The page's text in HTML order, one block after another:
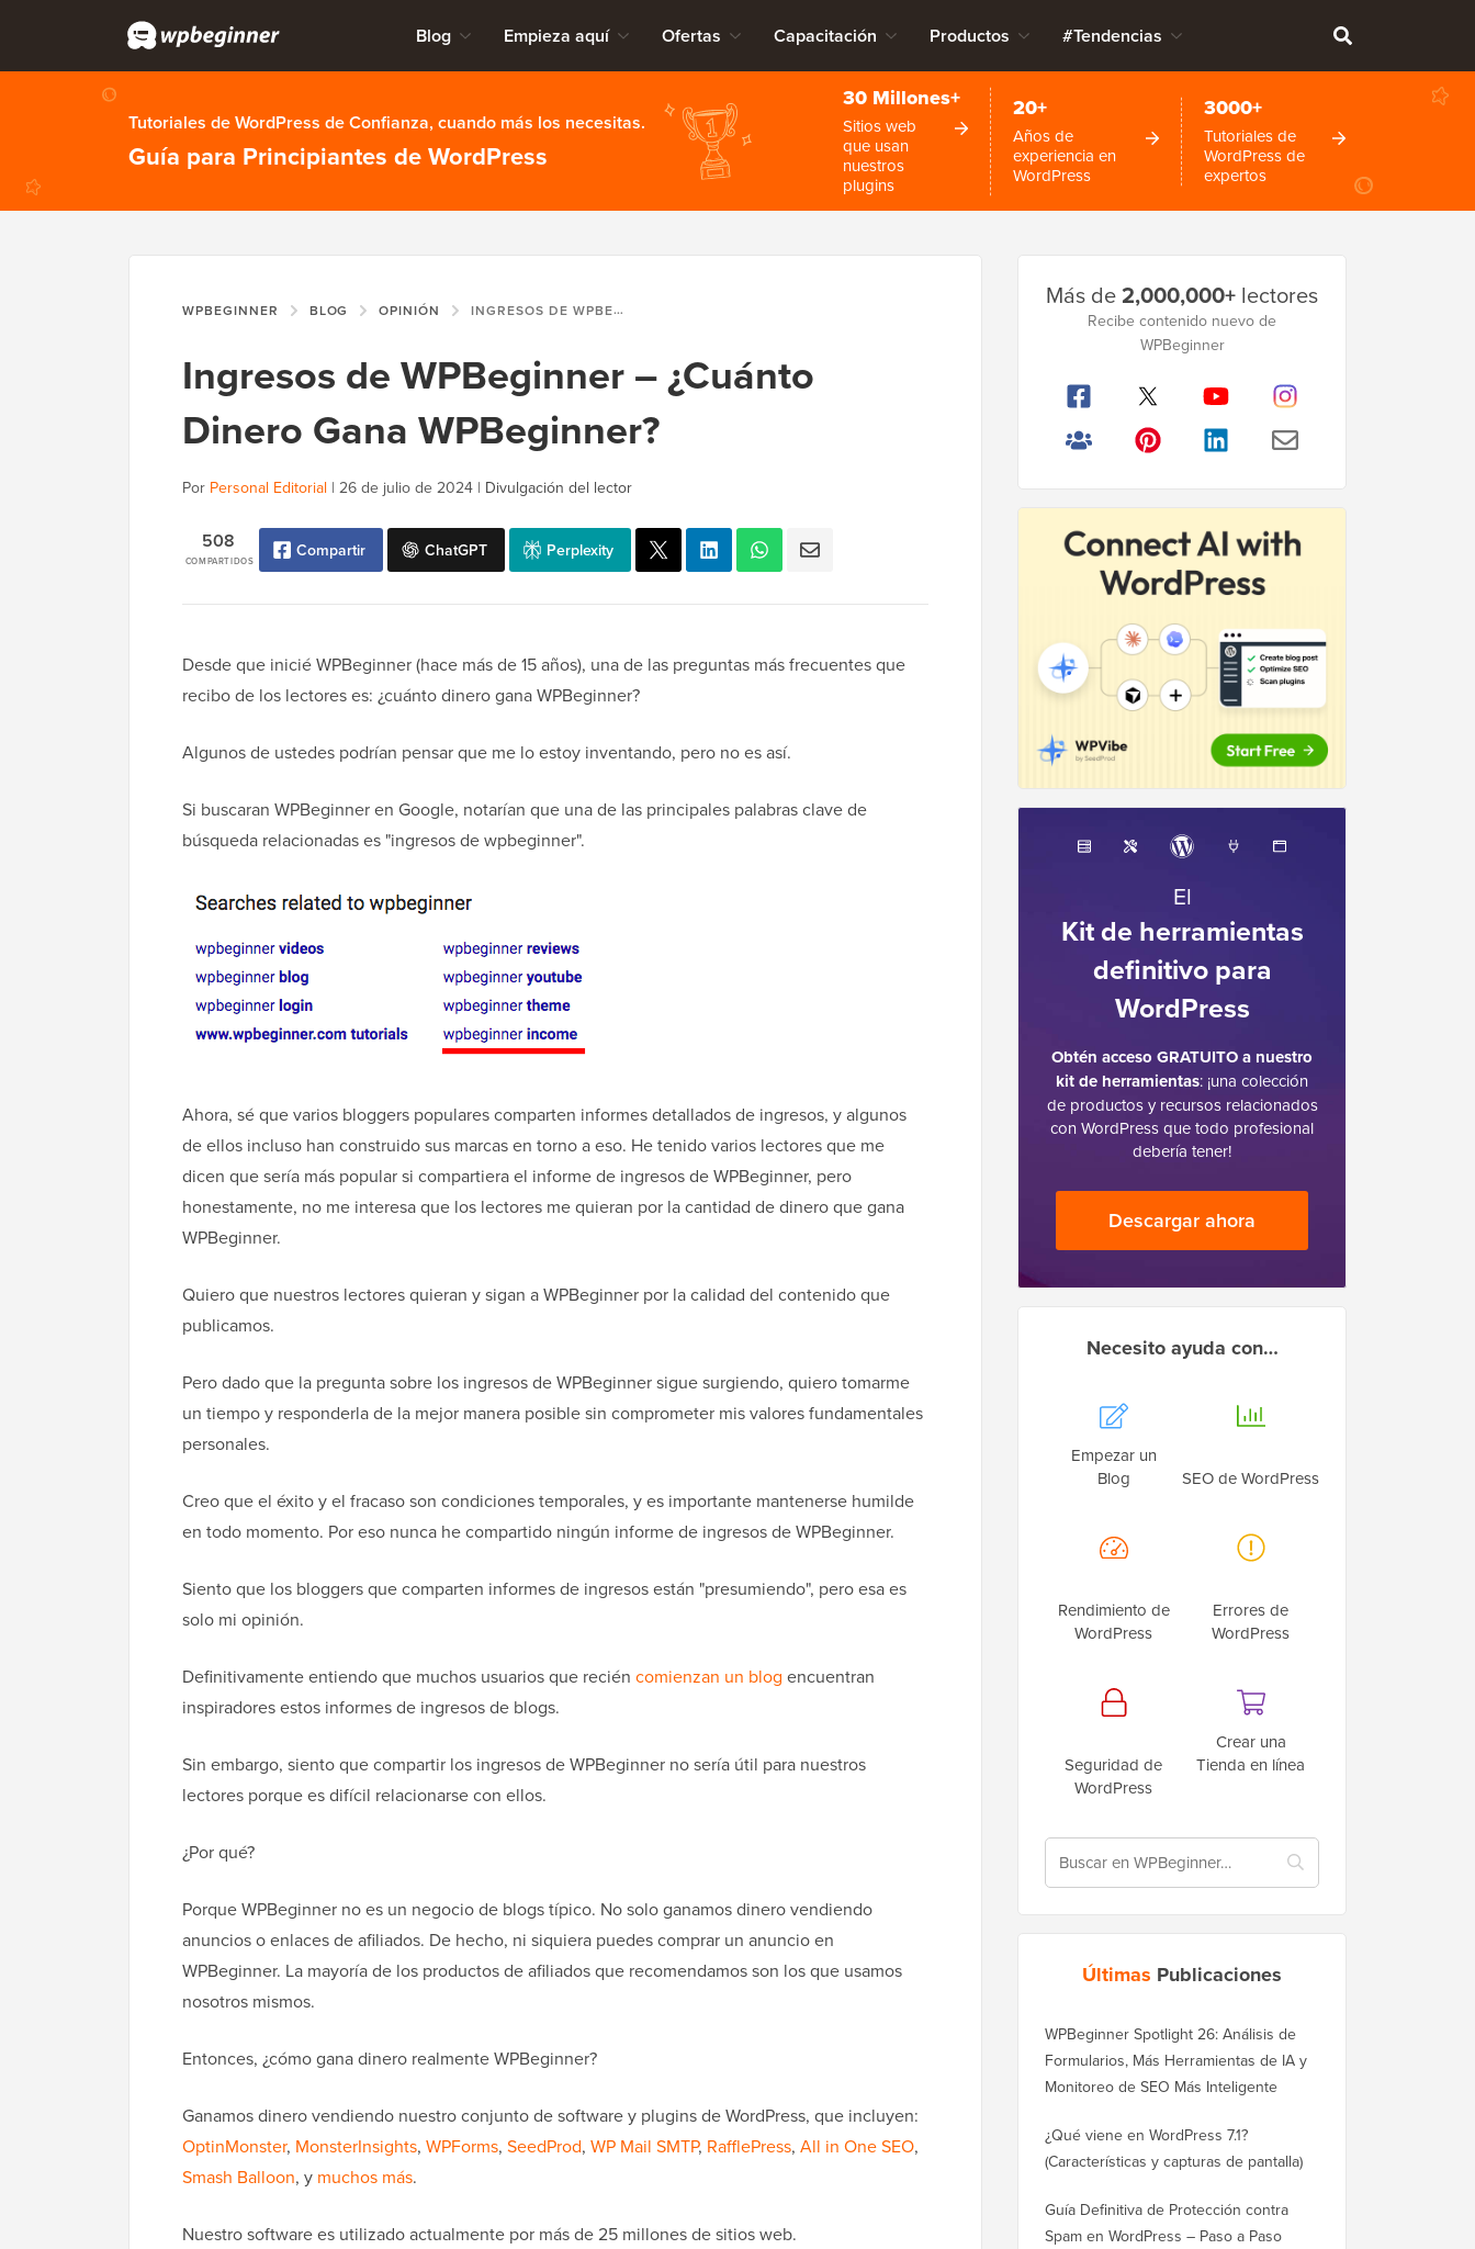
Blog Empieza aquí Ofertas Capacitación Productos #Tendencias
Tutoriales de WordPress de Confianza, cuando más los necesitas.
Guía para Principiantes de WordPress
30 Millones+
Sitios web
que usan
nuestros
plugins
20+
Años de
experiencia en
WordPress
3000+
Tutoriales de
WordPress de
expertos
WPBEGINNER BLOG OPINIÓN INGRESOS DE WPBEGINNER – ¿CUÁNTO DINERO GANA WPBEGINNER?
Ingresos de WPBeginner – ¿Cuánto
Dinero Gana WPBeginner?
Por Personal Editorial | 26 de julio de 2024 | Divulgación del lector
COMPARTIDOS
508 Compartir ChatGPT Perplexity
Desde que inicié WPBeginner (hace más de 15 años), una de las preguntas más frecuentes que
recibo de los lectores es: ¿cuánto dinero gana WPBeginner?
Algunos de ustedes podrían pensar que me lo estoy inventando, pero no es así.
Si buscaran WPBeginner en Google, notarían que una de las principales palabras clave de
búsqueda relacionadas es "ingresos de wpbeginner".
Ahora, sé que varios bloggers populares comparten informes detallados de ingresos, y algunos
de ellos incluso han construido sus marcas en torno a eso. He tenido varios lectores que me
dicen que sería más popular si compartiera el informe de ingresos de WPBeginner, pero
honestamente, no me interesa que los lectores me quieran por la cantidad de dinero que gana
WPBeginner.
Quiero que nuestros lectores quieran y sigan a WPBeginner por la calidad del contenido que
publicamos.
Pero dado que la pregunta sobre los ingresos de WPBeginner sigue surgiendo, quiero tomarme
un tiempo y responderla de la mejor manera posible sin comprometer mis valores fundamentales
personales.
Creo que el éxito y el fracaso son condiciones temporales, y es importante mantenerse humilde
en todo momento. Por eso nunca he compartido ningún informe de ingresos de WPBeginner.
Siento que los bloggers que comparten informes de ingresos están "presumiendo", pero esa es
solo mi opinión.
Definitivamente entiendo que muchos usuarios que recién comienzan un blog encuentran
inspiradores estos informes de ingresos de blogs.
Sin embargo, siento que compartir los ingresos de WPBeginner no sería útil para nuestros
lectores porque es difícil relacionarse con ellos.
¿Por qué?
Porque WPBeginner no es un negocio de blogs típico. No solo ganamos dinero vendiendo
anuncios o enlaces de afiliados. De hecho, ni siquiera puedes comprar un anuncio en
WPBeginner. La mayoría de los productos de afiliados que recomendamos son los que usamos
nosotros mismos.
Entonces, ¿cómo gana dinero realmente WPBeginner?
Ganamos dinero vendiendo nuestro conjunto de software y plugins de WordPress, que incluyen:
OptinMonster, MonsterInsights, WPForms, SeedProd, WP Mail SMTP, RafflePress, All in One SEO,
Smash Balloon, y muchos más.
Nuestro software es utilizado actualmente por más de 25 millones de sitios web.
lateral
Más de2,000,000+ lectores
Recibe contenido nuevo de
WPBeginner
El
Kit de herramientas
definitivo para
WordPress
Obtén acceso GRATUITO a nuestro
kit de herramientas: ¡una colección
de productos y recursos relacionados
con WordPress que todo profesional
debería tener!
Descargar ahora
Necesito ayuda con…
Empezar un
Blog
SEO de WordPress
Rendimiento de
WordPress
Errores de
WordPress
Seguridad de
WordPress
Crear una
Tienda en línea
Últimas Publicaciones
WPBeginner Spotlight 26: Análisis de
Formularios, Más Herramientas de IA y
Monitoreo de SEO Más Inteligente
¿Qué viene en WordPress 7.1?
(Características y capturas de pantalla)
Guía Definitiva de Protección contra
Spam en WordPress – Paso a Paso